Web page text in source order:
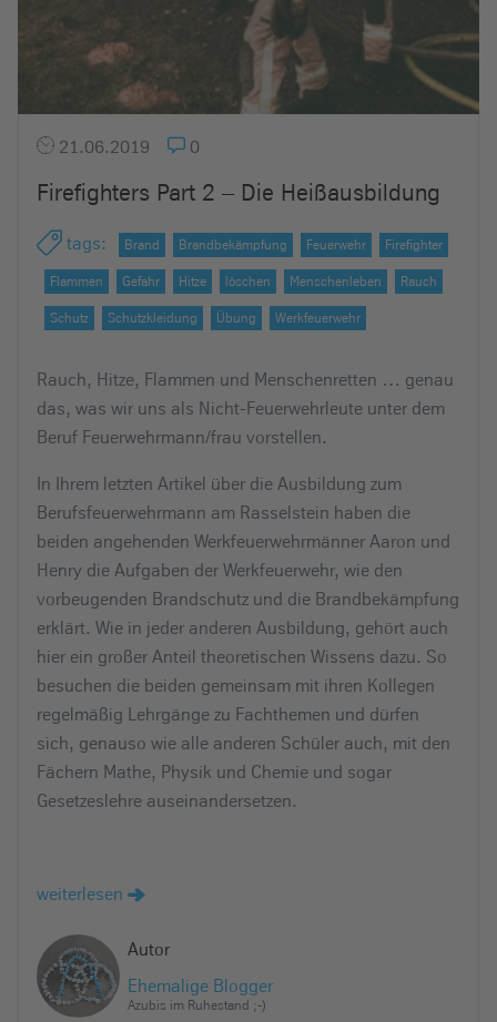
21.06.2019 0
Firefighters Part 2 – Die Heißausbildung
tags: Brand Brandbekämpfung Feuerwehr Firefighter
Flammen Gefahr Hitze löschen Menschenleben Rauch
Schutz Schutzkleidung Übung Werkfeuerwehr
Rauch, Hitze, Flammen und Menschenretten … genau
das, was wir uns als Nicht-Feuerwehrleute unter dem
Beruf Feuerwehrmann/frau vorstellen.
In Ihrem letzten Artikel über die Ausbildung zum
Berufsfeuerwehrmann am Rasselstein haben die
beiden angehenden Werkfeuerwehrmänner Aaron und
Henry die Aufgaben der Werkfeuerwehr, wie den
vorbeugenden Brandschutz und die Brandbekämpfung
erklärt. Wie in jeder anderen Ausbildung, gehört auch
hier ein großer Anteil theoretischen Wissens dazu. So
besuchen die beiden gemeinsam mit ihren Kollegen
regelmäßig Lehrgänge zu Fachthemen und dürfen
sich, genauso wie alle anderen Schüler auch, mit den
Fächern Mathe, Physik und Chemie und sogar
Gesetzeslehre auseinandersetzen.
weiterlesen
Autor
Ehemalige Blogger
Azubis im Ruhestand ;-)